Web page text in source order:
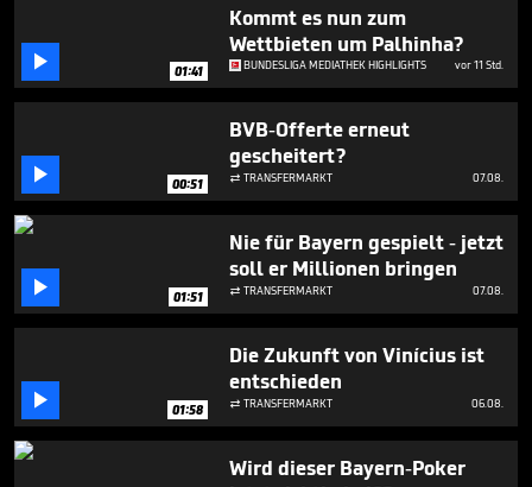
28
seconds
 01:41
Kommt es nun zum
Wettbieten um Palhinha?
BUNDESLIGA MEDIATHEK HIGHLIGHTS vor 11 Std.
 00:51
BVB-Offerte erneut
gescheitert?
 TRANSFERMARKT 07.08.
 01:51
Nie für Bayern gespielt - jetzt
soll er Millionen bringen
 TRANSFERMARKT 07.08.
 01:58
Die Zukunft von Vinícius ist
entschieden
 TRANSFERMARKT 06.08.
Wird dieser Bayern-Poker